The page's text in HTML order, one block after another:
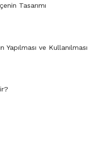
Tasarımı
Yapılması ve Kullanılması